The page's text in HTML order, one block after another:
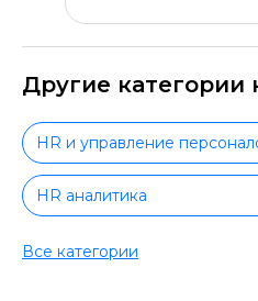
Другие категории
HR и управление
HR аналитика
HR с нуля
Все категории